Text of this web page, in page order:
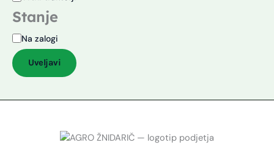
Stanje
Na zalogi
Uveljavi